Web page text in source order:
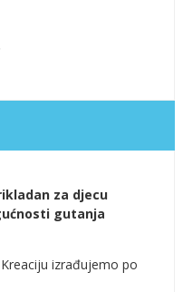
za djecu
gutanja
izrađujemo po